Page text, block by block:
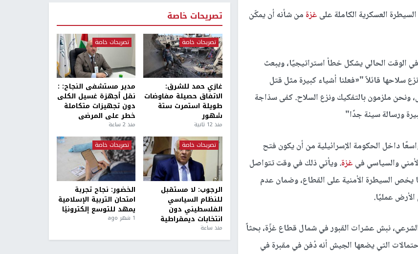
العسكرية الكاملة على غزة من شأنه أن يمكّن
في الوقت الحالي يشكل خطأ استراتيجيًا، ويبعث
سلاحها قائلاً "«فعلنا أشياء كبيرة مثل قتل
ونحن ملزمون بالتفكيك ونزع السلاح. كفى سذاجة
ورسالة سيئة جدًا"
داخل الحكومة الإسرائيلية من أن يكون فتح
والسياسي في غزة. ويأتي ذلك في وقت تتواصل
السيطرة الأمنية على القطاع، وضمان عدم
عمليًا.
نبش عشرات القبور في شمال قطاع غزّة، بحثاً
التي يضعها الجيش أنه دُفن في مقبرة في
تصريحات خاصة
تصريحات خاصة
غازي حمد للشرق:
الاتفاق حصيلة مفاوضات
طويلة استمرت ستة
شهور
منذ 12 ثانية
تصريحات خاصة
مدير مستشفى النجاح: :
نقل أجهزة غسيل الكلى
دون تجهيزات متكاملة
خطر على المرضى
منذ 2 ساعة
تصريحات خاصة
الرجوب: لا مستقبل
للنظام السياسي
الفلسطيني دون
انتخابات ديمقراطية
منذ ساعة
تصريحات خاصة
الخضور: نجاح تجربة
امتحان التربية الإسلامية
يمهد للتوسع إلكترونيًا
1 شهر ago